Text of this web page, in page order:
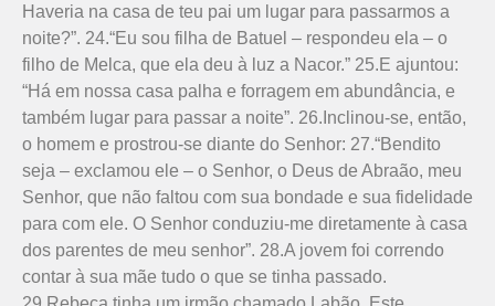
Haveria na casa de teu pai um lugar para passarmos a
noite?”. 24.“Eu sou filha de Batuel – respondeu ela – o
filho de Melca, que ela deu à luz a Nacor.” 25.E ajuntou:
“Há em nossa casa palha e forragem em abundância, e
também lugar para passar a noite”. 26.Inclinou-se, então,
o homem e prostrou-se diante do Senhor: 27.“Bendito
seja – exclamou ele – o Senhor, o Deus de Abraão, meu
Senhor, que não faltou com sua bondade e sua fidelidade
para com ele. O Senhor conduziu-me diretamente à casa
dos parentes de meu se­nhor”. 28.A jovem foi correndo
contar à sua mãe tudo o que se tinha passado.